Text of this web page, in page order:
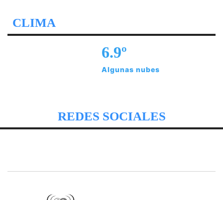
CLIMA
6.9º
Algunas nubes
REDES SOCIALES